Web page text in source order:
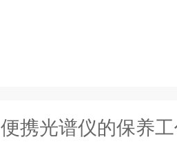
便携光谱仪的保养工